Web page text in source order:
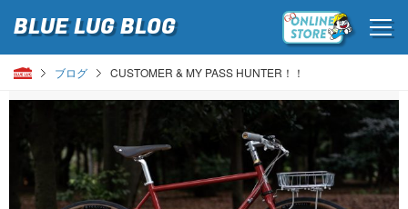
BLUE LUGBLOG
ブログ CUSTOMER & MY PASS HUNTER！！